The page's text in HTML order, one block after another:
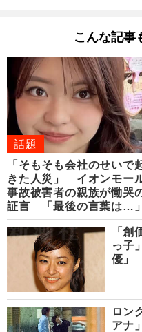
こんな記事
話題
「そもそも会社のせいで
きた人災」 イオンモー
事故被害者の親族が慟哭
証言 「最後の言葉は…」
「創
っ子
優」
ロン
アナ